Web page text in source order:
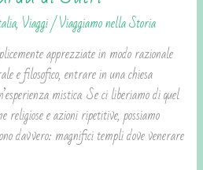
, Viaggi/Viaggiamo nella Storia
apprezziate in modo razionale
e filosofico, entrare in una chiesa
mistica. Se ci liberiamo di quel
religiose e azioni ripetitive, possiamo
davvero: magnifici templi dove venerare